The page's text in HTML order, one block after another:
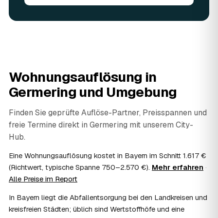
angerechnet — das senkt Ihre Kosten. Brauchbares wird
absetzbar?
In vielen Fällen ja: Als haushaltsnahe Dienstleistung
lassen sich Arbeits- und Fahrtkosten anteilig von der
Steuer absetzen, bei einer Auflösung im Erbfall unter
Umständen als Nachlassverbindlichkeit. Sie erhalten eine
ordentliche Rechnung mit ausgewiesenem Lohnanteil; die
genaue Anrechnung klären Sie mit Ihrem Steuerberater.
09
Muss ich bei der Wohnungsauflösung anwesend
Nicht zwingend. Viele Auflösungen in Germering laufen
nach Schlüsselübergabe ohne Sie ab — praktisch, wenn
Sie weiter entfernt wohnen. Sie können aber jederzeit
dabei sein, etwa um Wertsachen oder persönliche
Unterlagen vorab zu sichern.
Wohnungsauflösung in
Germering und Umgebung
Finden Sie geprüfte Auflöse-Partner, Preisspannen und
freie Termine direkt in Germering mit unserem City-
Hub.
Eine Wohnungsauflösung kostet in Bayern im Schnitt 1.617 €
(Richtwert, typische Spanne 750–2.570 €). Mehr erfahren ·
Alle Preise im Report
In Bayern liegt die Abfallentsorgung bei den Landkreisen und
kreisfreien Städten; üblich sind Wertstoffhöfe und eine